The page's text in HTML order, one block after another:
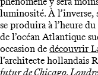
luminosité. À l’inverse,
se produira à l’heure
de l’océan Atlantique
occasion de découvrir
l’architecte hollandais
futur de Chicago,